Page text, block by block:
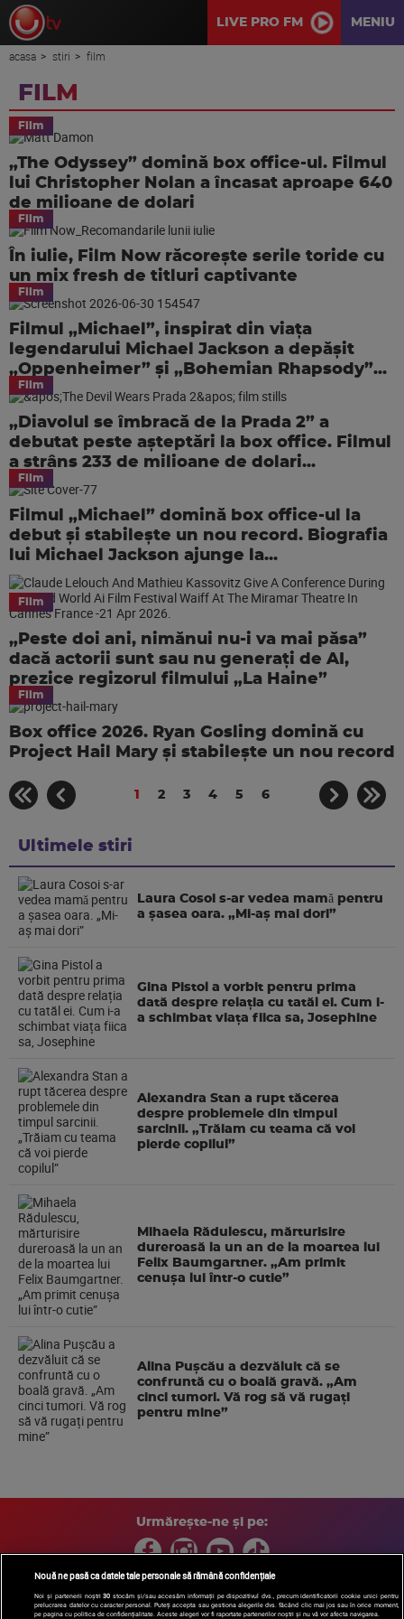
LIVE PRO FM MENIU
acasa stiri film
FILM
Film
„The Odyssey” domină box office-ul. Filmul
lui Christopher Nolan a încasat aproape 640
de milioane de dolari
Film
În iulie, Film Now răcorește serile toride cu
un mix fresh de titluri captivante
Film
Filmul „Michael”, inspirat din viața
legendarului Michael Jackson a depășit
„Oppenheimer” și „Bohemian Rhapsody”...
Film
„Diavolul se îmbracă de la Prada 2” a
debutat peste așteptări la box office. Filmul
a strâns 233 de milioane de dolari...
Film
Filmul „Michael” domină box office-ul la
debut și stabilește un nou record. Biografia
lui Michael Jackson ajunge la...
Film
„Peste doi ani, nimănui nu-i va mai păsa”
dacă actorii sunt sau nu generaţi de AI,
prezice regizorul filmului „La Haine”
Film
Box office 2026. Ryan Gosling domină cu
Project Hail Mary și stabilește un nou record
1 2 3 4 5 6
Ultimele stiri
Laura Cosoi s-ar vedea mamǎ pentru
a şasea oara. „Mi-aș mai dori”
Gina Pistol a vorbit pentru prima
dată despre relația cu tatăl ei. Cum i-
a schimbat viața fiica sa, Josephine
Alexandra Stan a rupt tăcerea
despre problemele din timpul
sarcinii. „Trăiam cu teama că voi
pierde copilul”
Mihaela Rădulescu, mărturisire
dureroasă la un an de la moartea lui
Felix Baumgartner. „Am primit
cenușa lui într-o cutie”
Alina Pușcău a dezvăluit că se
confruntă cu o boală gravă. „Am
cinci tumori. Vă rog să vă rugați
pentru mine”
Urmărește-ne și pe:
Copyright © 2026 / DIGI ROMANIA S.A.
Nouă ne pasă ca datele tale personale să rămână confidențiale
Noi și partenerii noștri30 stocăm și/sau accesăm informații pe dispozitivul dvs., precum identificatorii cookie unici pentru
prelucrarea datelor cu caracter personal. Puteți accepta sau gestiona alegerile dvs. făcând clic mai jos sau în orice moment,
pe pagina cu politica de confidențialitate. Aceste alegeri vor fi raportate partenerilor noștri și nu vă vor afecta navigarea.